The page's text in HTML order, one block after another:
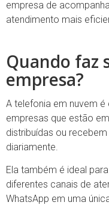
empresa de
atendimento mais
Quando faz
empresa?
A telefonia em nuvem
empresas que estão
distribuídas ou
diariamente.
Ela também é ideal
diferentes canais de
WhatsApp em uma